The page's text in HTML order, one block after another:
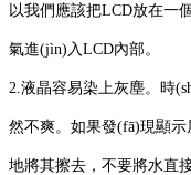
以我們應該把LCD放在一
氣進(jìn)入LCD內部。
2.液晶容易染上灰塵。
然不爽。如果發(fā)現顯
地將其擦去，不要將水直